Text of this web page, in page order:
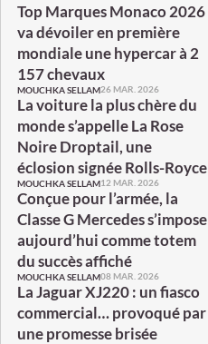
Top Marques Monaco 2026
va dévoiler en première
mondiale une hypercar à 2
157 chevaux
MOUCHKA SELLAM26 MAR. 2026
La voiture la plus chère du
monde s’appelle La Rose
Noire Droptail, une
éclosion signée Rolls-Royce
MOUCHKA SELLAM12 MAR. 2026
Conçue pour l’armée, la
Classe G Mercedes s’impose
aujourd’hui comme totem
du succès affiché
MOUCHKA SELLAM08 MAR. 2026
La Jaguar XJ220 : un fiasco
commercial… provoqué par
une promesse brisée